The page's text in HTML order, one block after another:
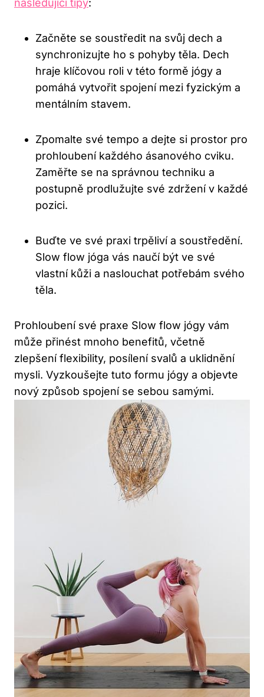
následující tipy:
Začněte se ​soustředit na svůj dech a
synchronizujte ho s pohyby ⁣těla. ⁢Dech
⁤hraje klíčovou roli v této formě jógy a
pomáhá vytvořit spojení mezi fyzickým a
mentálním stavem.
Zpomalte své tempo a dejte⁣ si prostor pro
prohloubení ⁣každého ásanového cviku.
Zaměřte se na správnou techniku a
postupně prodlužujte své zdržení ​v každé
pozici.
Buďte ve své praxi trpěliví a‌ soustředění.
Slow flow jóga ⁣vás naučí být ve své
vlastní kůži a naslouchat potřebám‌ svého
těla.
Prohloubení své praxe Slow flow jógy vám
může přinést mnoho benefitů, ‍včetně
zlepšení⁤ flexibility, posílení svalů a uklidnění
mysli. Vyzkoušejte tuto formu jógy a objevte
nový způsob spojení se sebou samými.